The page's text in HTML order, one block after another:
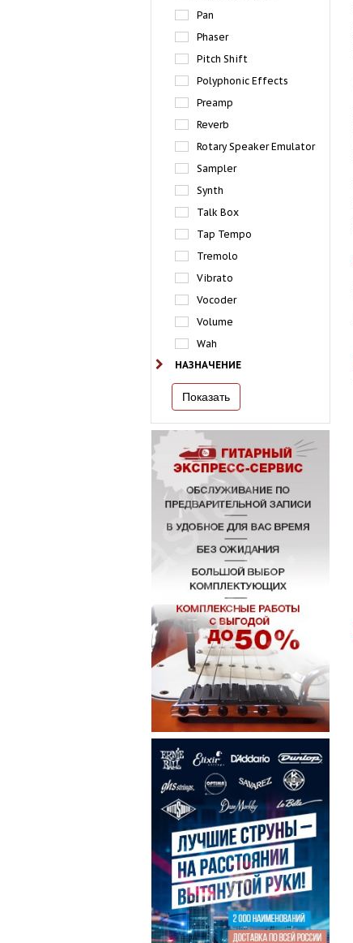
Pan
Phaser
Pitch Shift
Polyphonic Effects
Preamp
Reverb
Rotary Speaker Emulator
Sampler
Synth
Talk Box
Tap Tempo
Tremolo
Vibrato
Vocoder
Volume
Wah
НАЗНАЧЕНИЕ